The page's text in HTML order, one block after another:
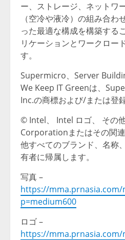
ー、ストレージ、ネットワ
（空冷や液冷）の組み合わ
った最適な構成を構築する
リケーションとワークロー
す。
Supermicro、Server
We Keep IT Greenは、
Inc.の商標および/または登
© Intel、 Intel ロゴ、 その
Corporationまたはその関
他すべてのブランド、名称
有者に帰属します。
写真 –
https://mma.prnasia.com/
p=medium600
ロゴ –
https://mma.prnasia.com/